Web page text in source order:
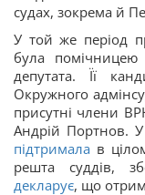
судах, зокрема й
У той же період
була
депутата. Її
Окружного
присутні члени
Андрій Портнов.
підтримала в
решта суддів,
декларує, що